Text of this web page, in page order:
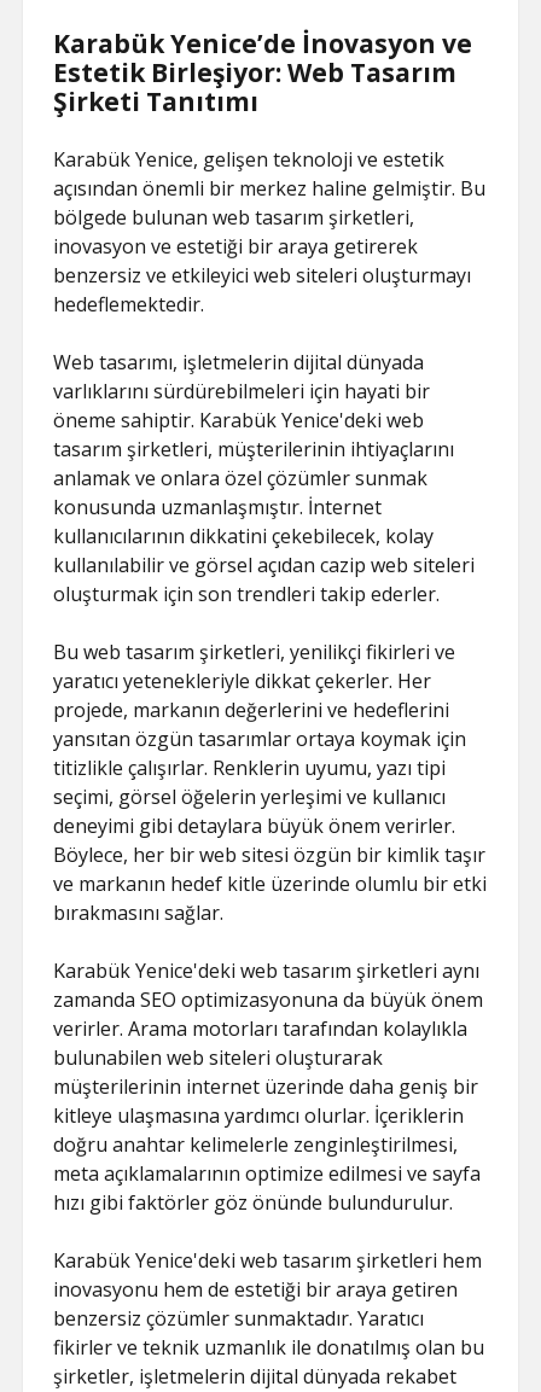
Karabük Yenice’de İnovasyon ve
Estetik Birleşiyor: Web Tasarım
Şirketi Tanıtımı
Karabük Yenice, gelişen teknoloji ve estetik
açısından önemli bir merkez haline gelmiştir. Bu
bölgede bulunan web tasarım şirketleri,
inovasyon ve estetiği bir araya getirerek
benzersiz ve etkileyici web siteleri oluşturmayı
hedeflemektedir.
Web tasarımı, işletmelerin dijital dünyada
varlıklarını sürdürebilmeleri için hayati bir
öneme sahiptir. Karabük Yenice'deki web
tasarım şirketleri, müşterilerinin ihtiyaçlarını
anlamak ve onlara özel çözümler sunmak
konusunda uzmanlaşmıştır. İnternet
kullanıcılarının dikkatini çekebilecek, kolay
kullanılabilir ve görsel açıdan cazip web siteleri
oluşturmak için son trendleri takip ederler.
Bu web tasarım şirketleri, yenilikçi fikirleri ve
yaratıcı yetenekleriyle dikkat çekerler. Her
projede, markanın değerlerini ve hedeflerini
yansıtan özgün tasarımlar ortaya koymak için
titizlikle çalışırlar. Renklerin uyumu, yazı tipi
seçimi, görsel öğelerin yerleşimi ve kullanıcı
deneyimi gibi detaylara büyük önem verirler.
Böylece, her bir web sitesi özgün bir kimlik taşır
ve markanın hedef kitle üzerinde olumlu bir etki
bırakmasını sağlar.
Karabük Yenice'deki web tasarım şirketleri aynı
zamanda SEO optimizasyonuna da büyük önem
verirler. Arama motorları tarafından kolaylıkla
bulunabilen web siteleri oluşturarak
müşterilerinin internet üzerinde daha geniş bir
kitleye ulaşmasına yardımcı olurlar. İçeriklerin
doğru anahtar kelimelerle zenginleştirilmesi,
meta açıklamalarının optimize edilmesi ve sayfa
hızı gibi faktörler göz önünde bulundurulur.
Karabük Yenice'deki web tasarım şirketleri hem
inovasyonu hem de estetiği bir araya getiren
benzersiz çözümler sunmaktadır. Yaratıcı
fikirler ve teknik uzmanlık ile donatılmış olan bu
şirketler, işletmelerin dijital dünyada rekabet